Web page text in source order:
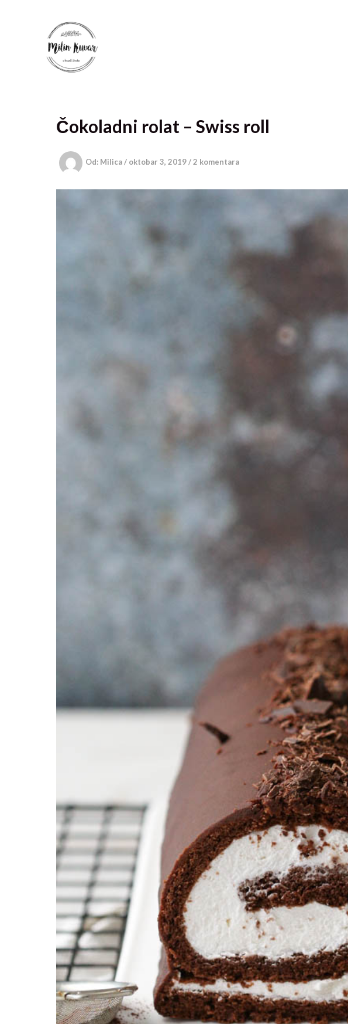
Čokoladni rolat – Swiss roll
Od: Milica/ oktobar 3, 2019/2 komentara